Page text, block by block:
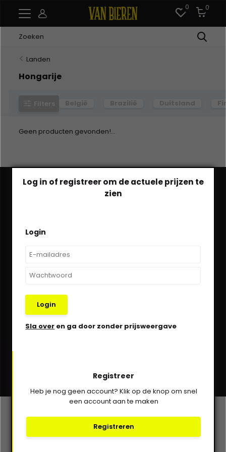
0 0
Log in of registreer om de actuele prijzen te
zien
Login
Login
Sla over en ga door zonder prijsweergave
Registreer
Heb je nog geen account? Klik op de knop om snel
een account aan te maken
Registreren
Landen
Hongarije
Geen producten gevonden!...
We helpen je graag via Whatsapp!
Kom in contact!
030-6332929
verkoop@vanbieren.nl
* Lees hier de wettelijke beperkingen
Klantenservice